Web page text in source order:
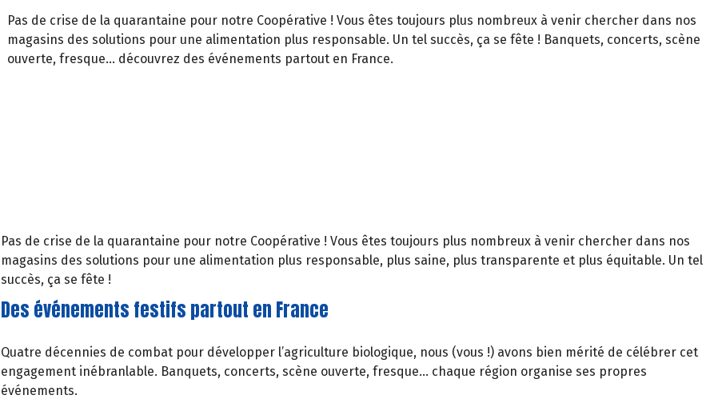
Pas de crise de la quarantaine pour notre Coopérative ! Vous êtes toujours plus nombreux à venir chercher dans nos
magasins des solutions pour une alimentation plus responsable. Un tel succès, ça se fête ! Banquets, concerts, scène
ouverte, fresque… découvrez des événements partout en France.
Pas de crise de la quarantaine pour notre Coopérative ! Vous êtes toujours plus nombreux à venir chercher dans nos
magasins des solutions pour une alimentation plus responsable, plus saine, plus transparente et plus équitable. Un tel
succès, ça se fête !
Des événements festifs partout en France
Quatre décennies de combat pour développer l’agriculture biologique, nous (vous !) avons bien mérité de célébrer cet
engagement inébranlable. Banquets, concerts, scène ouverte, fresque… chaque région organise ses propres
événements.